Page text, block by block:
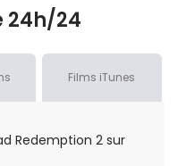
24h/24
Films iTunes
Redemption 2 sur